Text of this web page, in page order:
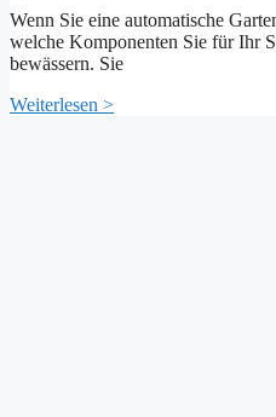
Wenn Sie eine automatische
welche Komponenten Sie für Ihr
bewässern. Sie
Weiterlesen >